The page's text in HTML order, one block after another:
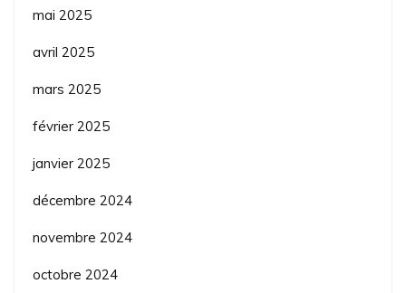
mai 2025
avril 2025
mars 2025
février 2025
janvier 2025
décembre 2024
novembre 2024
octobre 2024